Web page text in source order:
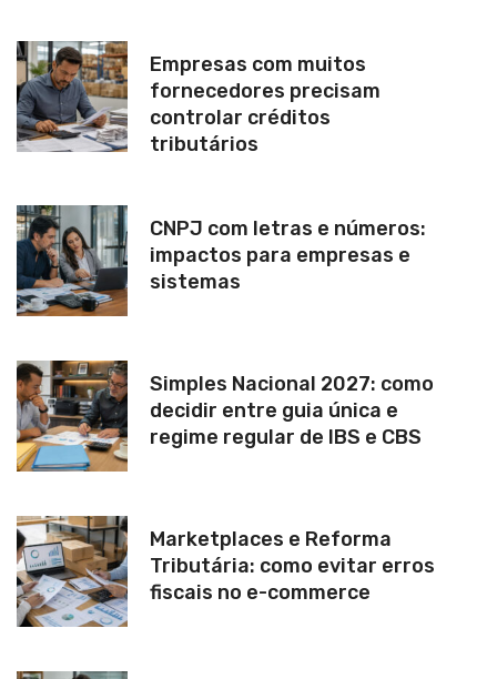
Empresas com muitos
fornecedores precisam
controlar créditos
tributários
CNPJ com letras e números:
impactos para empresas e
sistemas
Simples Nacional 2027: como
decidir entre guia única e
regime regular de IBS e CBS
Marketplaces e Reforma
Tributária: como evitar erros
fiscais no e-commerce